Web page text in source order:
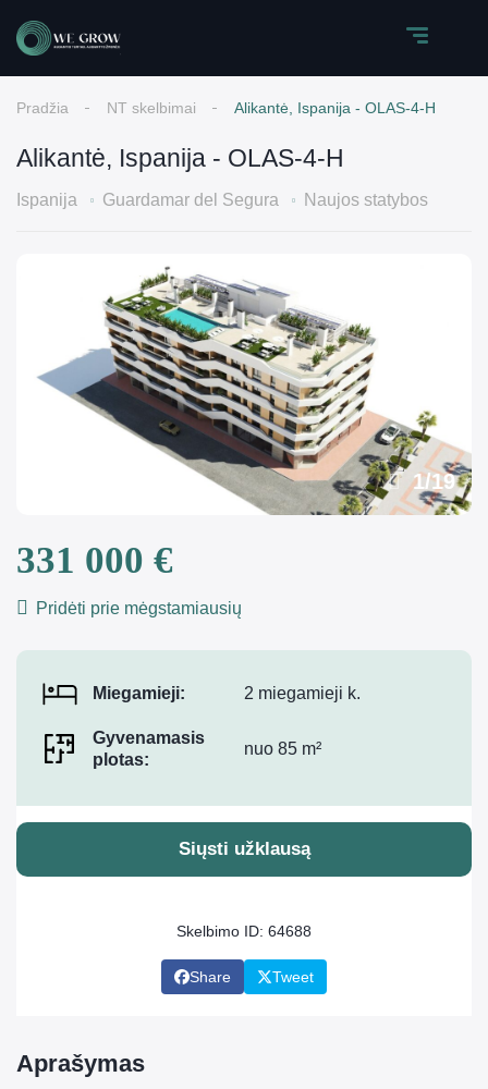
Pradžia NT skelbimai Alikantė, Ispanija - OLAS-4-H
Alikantė, Ispanija - OLAS-4-H
Ispanija Guardamar del Segura Naujos statybos
1/19
331 000 €
Pridėti prie mėgstamiausių
Miegamieji: 2 miegamieji k.
Gyvenamasis
plotas:
nuo 85 m²
Siųsti užklausą
Skelbimo ID: 64688
Share Tweet
Aprašymas